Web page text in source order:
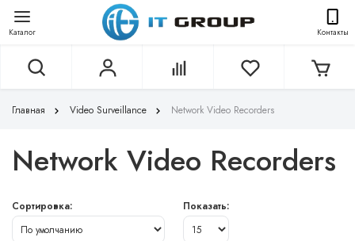
Каталог Контакты
Главная Video Surveillance Network Video Recorders
Network Video Recorders
Сортировка: Показать: